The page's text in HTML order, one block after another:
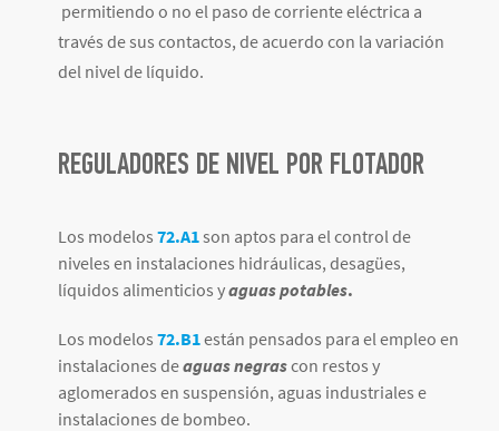
permitiendo o no el paso de corriente eléctrica a
través de sus contactos, de acuerdo con la variación
del nivel de líquido.
REGULADORES DE NIVEL POR FLOTADOR
Los modelos 72.A1son aptos para el control de
niveles en instalaciones hidráulicas, desagües,
líquidos alimenticios yaguas potables.
Los modelos 72.B1están pensados para el empleo en
instalaciones deaguas negrascon restos y
aglomerados en suspensión, aguas industriales e
instalaciones de bombeo.